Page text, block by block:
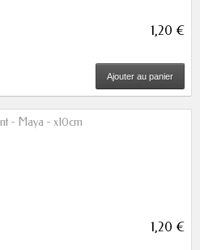
1,20 €
Ajouter au panier
- Maya - x10cm
1,20 €